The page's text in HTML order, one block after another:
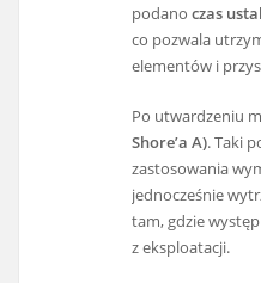
podanoczas
co pozwala
elementów i
Po utwardzeniu
Shore’a A). Taki
zastosowania
jednocześnie
tam, gdzie
z eksploatacji.